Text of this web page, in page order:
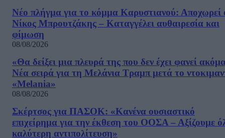
Νέο πλήγμα για το κόμμα Καρυστιανού: Αποχωρεί
Νίκος Μπρουτζάκης – Καταγγέλει αυθαιρεσία και
φίμωση
08/08/2026
«Θα δείξει μια πλευρά της που δεν έχει φανεί
Νέα σειρά για τη Μελάνια Τραμπ μετά το
«Melania»
08/08/2026
Σκέρτσος για ΠΑΣΟΚ: «Κανένα ουσιαστικό
επιχείρημα για την έκθεση του ΟΟΣΑ – Αξίζουμε
καλύτερη αντιπολίτευση»